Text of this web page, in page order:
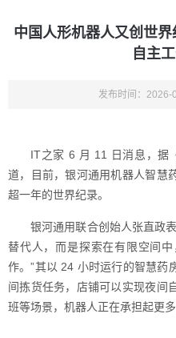
中国人形机器人又创世
自主
发布时间：2026-
IT之家 6 月 11 日消息，据
道，目前，银河通用机器人智慧
超一年的世界纪录。
银河通用联合创始人张直政
替代人，而是探索在有限空间
作。”其以 24 小时运行的智慧药
间拣货任务，店铺可以实现夜间
班等场景，机器人正在承担起更